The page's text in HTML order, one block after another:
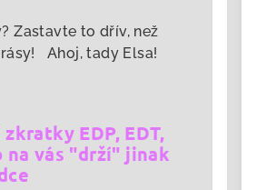
Zastavte to dřív, než
Ahoj, tady Elsa!
EDP, EDT,
na vás "drží" jinak